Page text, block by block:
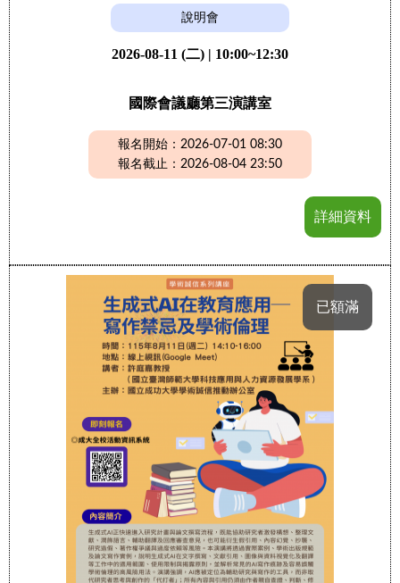
說明會
2026-08-11 (二) | 10:00~12:30
國際會議廳第三演講室
報名開始：2026-07-01 08:30
報名截止：2026-08-04 23:50
詳細資料
已額滿